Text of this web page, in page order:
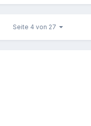
Seite 4 von 27